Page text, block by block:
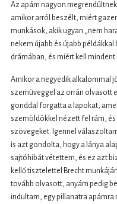
Az apám nagyon
amikor arról beszélt, miért
munkások, akik ugyan „nem
nekem újabb és újabb
drámában, és miért kell
Amikor a negyedik alkalommal
szemüveggel az orrán olvasott
gonddal forgatta a lapokat,
szemöldökkel nézett fel rám,
szövegeket. Igennel
is azt gondolta, hogy a lánya
sajtóhibát vétettem, és ez azt
kellő tisztelettel Brecht
tovább olvasott, anyám pedig
indultam, egy pillanatra apámra